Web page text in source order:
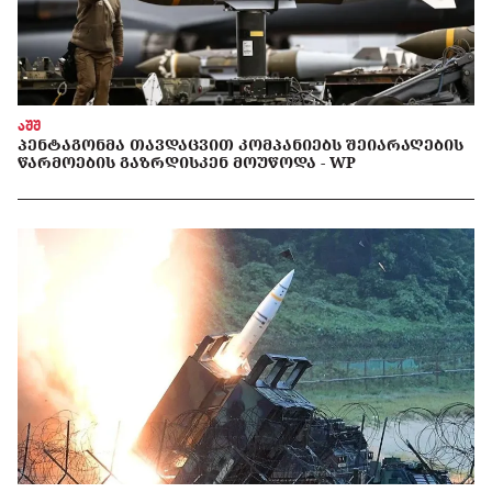
აშშ
ᲞᲔᲜᲢᲐᲒᲝᲜᲛᲐ ᲗᲐᲕᲓᲐᲪᲕᲘᲗ ᲙᲝᲛᲞᲐᲜᲘᲔᲑᲡ ᲨᲔᲘᲐᲠᲐᲦᲔᲑᲘᲡ
ᲬᲐᲠᲛᲝᲔᲑᲘᲡ ᲒᲐᲖᲠᲓᲘᲡᲙᲔᲜ ᲛᲝᲣᲬᲝᲓᲐ - WP